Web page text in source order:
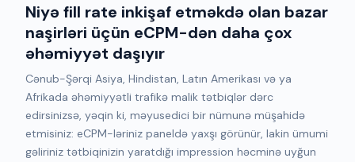
Niyə fill rate inkişaf etməkdə olan bazar
naşirləri üçün eCPM-dən daha çox
əhəmiyyət daşıyır
Cənub-Şərqi Asiya, Hindistan, Latın Amerikası və ya
Afrikada əhəmiyyətli trafikə malik tətbiqlər dərc
edirsinizsə, yəqin ki, məyusedici bir nümunə müşahidə
etmisiniz: eCPM-ləriniz paneldə yaxşı görünür, lakin ümumi
gəliriniz tətbiqinizin yaratdığı impression həcminə uyğun